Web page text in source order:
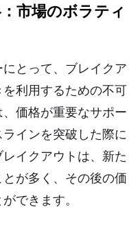
市場のボラティ
とって、ブレイクア
利用するための不可
価格が重要なサポー
インを突破した際に
イクアウトは、新た
が多く、その後の価
できます。